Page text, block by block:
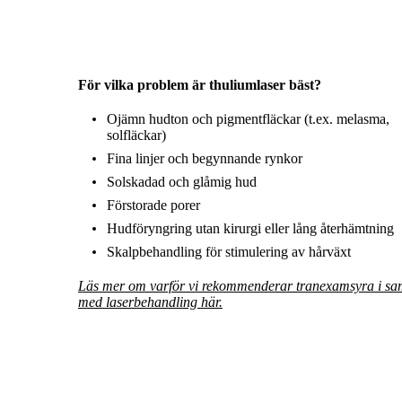
För vilka problem är thuliumlaser bäst?
Ojämn hudton och pigmentfläckar (t.ex. melasma,
solfläckar)
Fina linjer och begynnande rynkor
Solskadad och glåmig hud
Förstorade porer
Hudföryngring utan kirurgi eller lång återhämtning
Skalpbehandling för stimulering av hårväxt
Läs mer om varför vi rekommenderar tranexamsyra i
med laserbehandling här.